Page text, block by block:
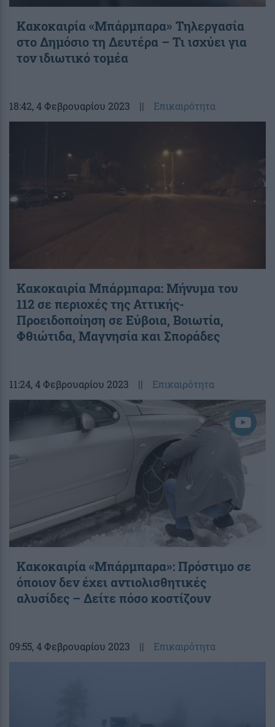
Κακοκαιρία «Μπάρμπαρα» Τηλεργασία
στο Δημόσιο τη Δευτέρα – Τι ισχύει για
τον ιδιωτικό τομέα
18:42, 4 Φεβρουαρίου 2023 || Επικαιρότητα
Κακοκαιρία Μπάρμπαρα: Μήνυμα του
112 σε περιοχές της Αττικής-
Προειδοποίηση σε Εύβοια, Βοιωτία,
Φθιώτιδα, Μαγνησία και Σποράδες
11:24, 4 Φεβρουαρίου 2023 || Επικαιρότητα
Κακοκαιρία «Μπάρμπαρα»: Πρόστιμο σε
όποιον δεν έχει αντιολισθητικές
αλυσίδες – Δείτε πόσο κοστίζουν
09:55, 4 Φεβρουαρίου 2023 || Επικαιρότητα